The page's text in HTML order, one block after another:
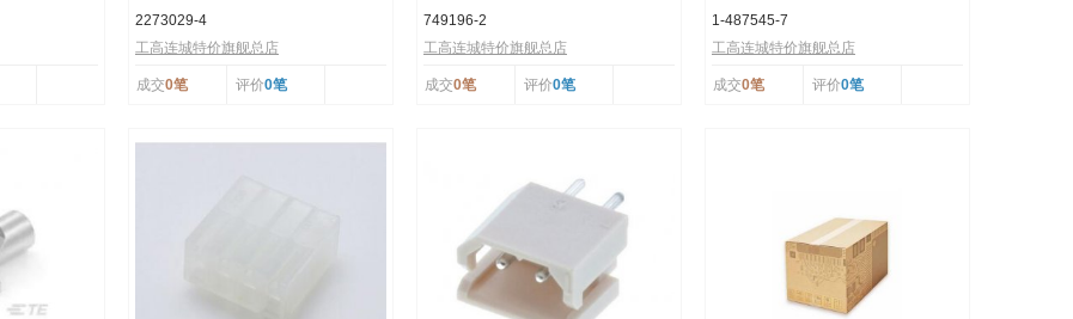
2273029-4
工高连城特价旗舰总店
成交0笔 评价0笔
749196-2
工高连城特价旗舰总店
成交0笔 评价0笔
1-487545-7
工高连城特价旗舰总店
成交0笔 评价0笔